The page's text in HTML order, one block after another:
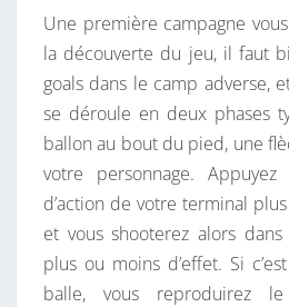
Une première campagne
la découverte du jeu, il faut
goals dans le camp adverse,
se déroule en deux phases
ballon au bout du pied, une
votre personnage.
d’action de votre terminal
et vous shooterez alors
plus ou moins d’effet. Si
balle, vous reproduirez